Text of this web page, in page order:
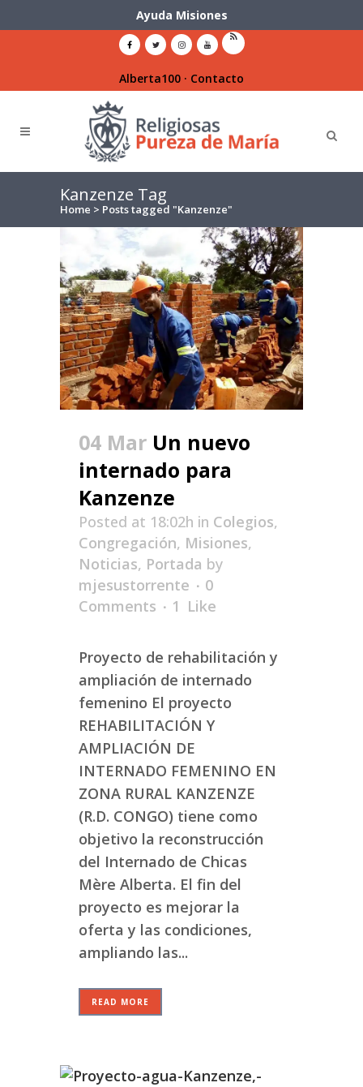
Ayuda Misiones
Alberta100 · Contacto
Kanzenze Tag
Home > Posts tagged "Kanzenze"
04 Mar Un nuevo
internado para
Kanzenze
Posted at 18:02h in Colegios,
Congregación, Misiones,
Noticias, Portada by
mjesustorrente
0
Comments
1 Like
Proyecto de rehabilitación y
ampliación de internado
femenino El proyecto
REHABILITACIÓN Y
AMPLIACIÓN DE
INTERNADO FEMENINO EN
ZONA RURAL KANZENZE
(R.D. CONGO) tiene como
objetivo la reconstrucción
del Internado de Chicas
Mère Alberta. El fin del
proyecto es mejorar la
oferta y las condiciones,
ampliando las...
READ MORE